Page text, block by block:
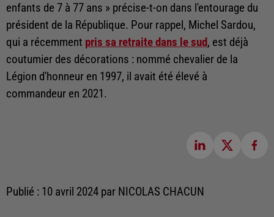
enfants de 7 à 77 ans » précise-t-on dans l'entourage du
président de la République. Pour rappel, Michel Sardou,
qui a récemment pris sa retraite dans le sud, est déjà
coutumier des décorations : nommé chevalier de la
Légion d'honneur en 1997, il avait été élevé à
commandeur en 2021.
Publié : 10 avril 2024 par NICOLAS CHACUN